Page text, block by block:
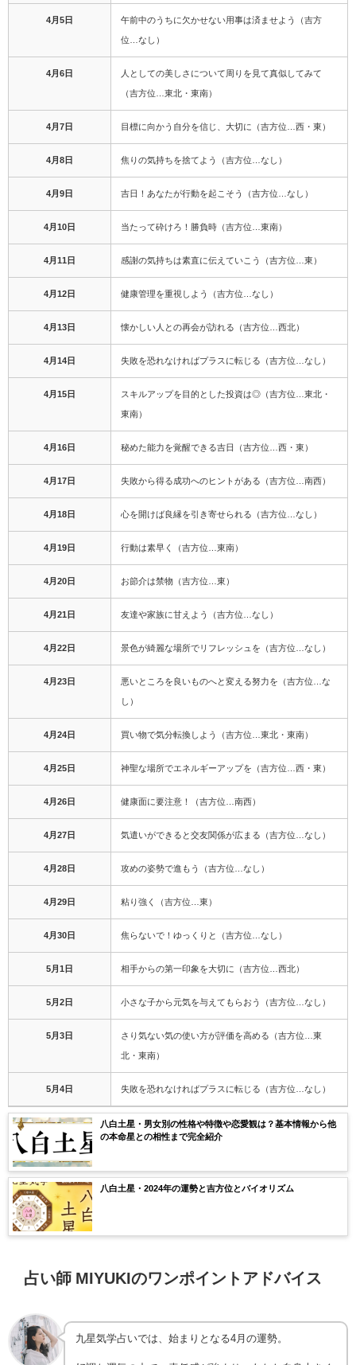
4月5日 午前中のうちに欠かせない用事は済ませよう（吉方
位…なし）
4月6日 人としての美しさについて周りを見て真似してみて
（吉方位…東北・東南）
4月7日 目標に向かう自分を信じ、大切に（吉方位…西・東）
4月8日 焦りの気持ちを捨てよう（吉方位…なし）
4月9日 吉日！あなたが行動を起こそう（吉方位…なし）
4月10日 当たって砕けろ！勝負時（吉方位…東南）
4月11日 感謝の気持ちは素直に伝えていこう（吉方位…東）
4月12日 健康管理を重視しよう（吉方位…なし）
4月13日 懐かしい人との再会が訪れる（吉方位…西北）
4月14日 失敗を恐れなければプラスに転じる（吉方位…なし）
4月15日 スキルアップを目的とした投資は◎（吉方位…東北・
東南）
4月16日 秘めた能力を覚醒できる吉日（吉方位…西・東）
4月17日 失敗から得る成功へのヒントがある（吉方位…南西）
4月18日 心を開けば良縁を引き寄せられる（吉方位…なし）
4月19日 行動は素早く（吉方位…東南）
4月20日 お節介は禁物（吉方位…東）
4月21日 友達や家族に甘えよう（吉方位…なし）
4月22日 景色が綺麗な場所でリフレッシュを（吉方位…なし）
4月23日 悪いところを良いものへと変える努力を（吉方位…な
し）
4月24日 買い物で気分転換しよう（吉方位…東北・東南）
4月25日 神聖な場所でエネルギーアップを（吉方位…西・東）
4月26日 健康面に要注意！（吉方位…南西）
4月27日 気遣いができると交友関係が広まる（吉方位…なし）
4月28日 攻めの姿勢で進もう（吉方位…なし）
4月29日 粘り強く（吉方位…東）
4月30日 焦らないで！ゆっくりと（吉方位…なし）
5月1日 相手からの第一印象を大切に（吉方位…西北）
5月2日 小さな子から元気を与えてもらおう（吉方位…なし）
5月3日 さり気ない気の使い方が評価を高める（吉方位…東
北・東南）
5月4日 失敗を恐れなければプラスに転じる（吉方位…なし）
八白土星・男女別の性格や特徴や恋愛観は？基本情報から他
の本命星との相性まで完全紹介
八白土星・2024年の運勢と吉方位とバイオリズム
占い師 MIYUKIのワンポイントアドバイス
九星気学占いでは、始まりとなる4月の運勢。